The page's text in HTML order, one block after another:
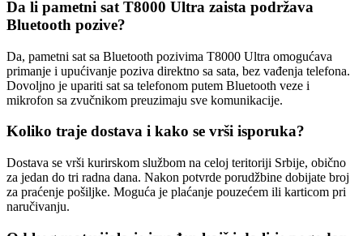
Da li pametni sat T8000 Ultra zaista podržava
Bluetooth pozive?
Da, pametni sat sa Bluetooth pozivima T8000 Ultra omogućava
primanje i upućivanje poziva direktno sa sata, bez vađenja telefona.
Dovoljno je upariti sat sa telefonom putem Bluetooth veze i
mikrofon sa zvučnikom preuzimaju sve komunikacije.
Koliko traje dostava i kako se vrši isporuka?
Dostava se vrši kurirskom službom na celoj teritoriji Srbije, obično
za jedan do tri radna dana. Nakon potvrde porudžbine dobijate broj
za praćenje pošiljke. Moguća je plaćanje pouzećem ili karticom pri
naručivanju.